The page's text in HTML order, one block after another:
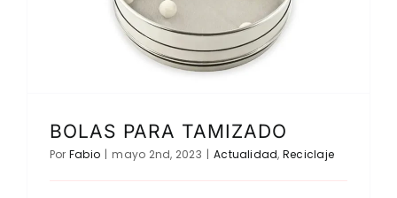
BOLAS PARA TAMIZADO
Por Fabio | mayo 2nd, 2023 | Actualidad, Reciclaje